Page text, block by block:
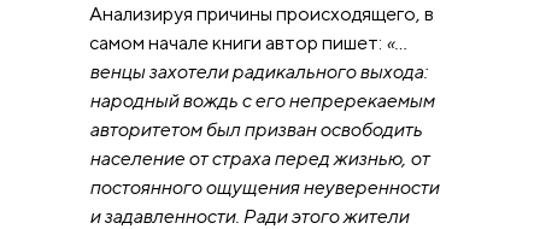
Анализируя причины происходящего, в
самом начале книги автор пишет: «…
венцы захотели радикального выхода:
народный вождь с его непререкаемым
авторитетом был призван освободить
население от страха перед жизнью, от
постоянного ощущения неуверенности
и задавленности. Ради этого жители